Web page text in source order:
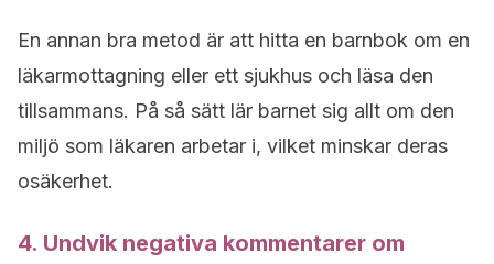
En annan bra metod är att hitta en barnbok om en
läkarmottagning eller ett sjukhus och läsa den
tillsammans. På så sätt lär barnet sig allt om den
miljö som läkaren arbetar i, vilket minskar deras
osäkerhet.
4. Undvik negativa kommentarer om